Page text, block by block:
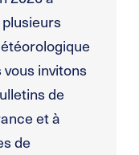
invitons
de
et à
de